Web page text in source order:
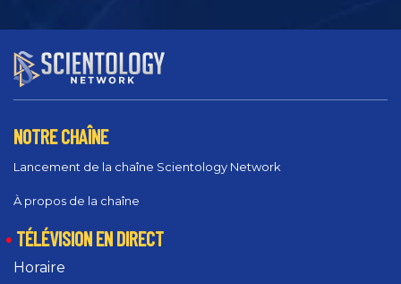
NOTRE CHAÎNE
Lancement de la chaîne Scientology Network
À propos de la chaîne
TÉLÉVISION EN DIRECT
Horaire